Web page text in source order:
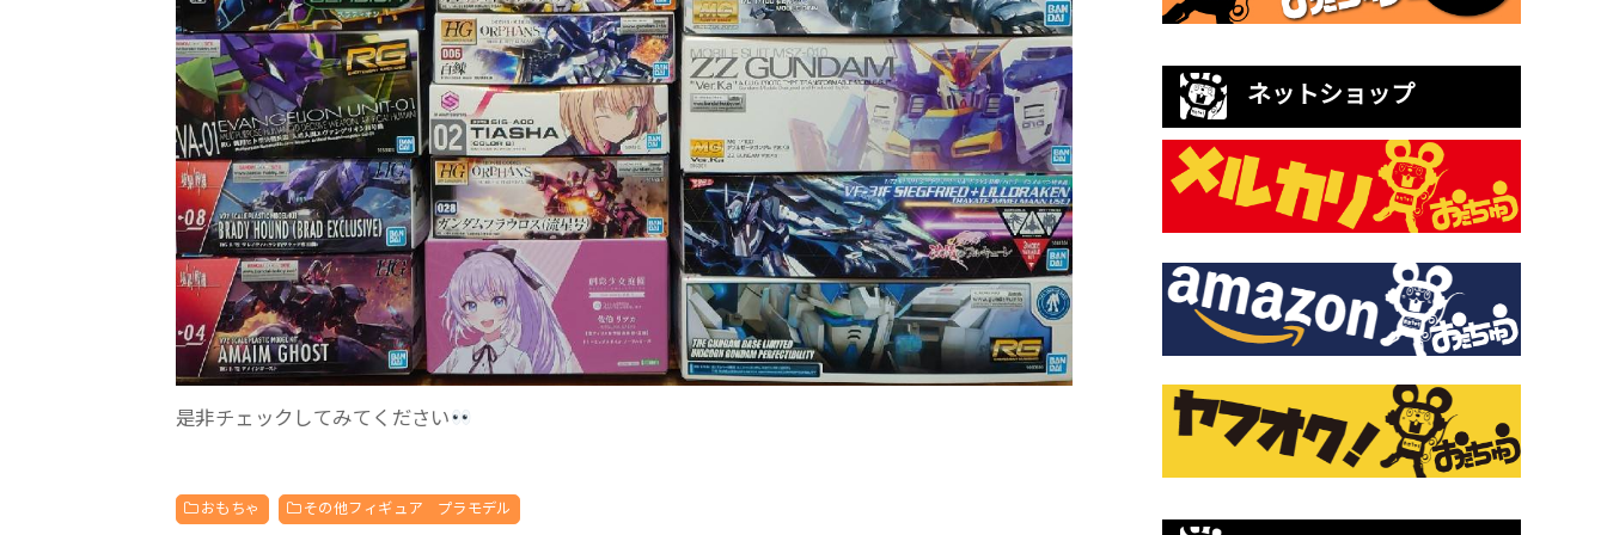
是非チェックしてみてください
おもちゃ その他フィギュア プラモデル
ネットショップ